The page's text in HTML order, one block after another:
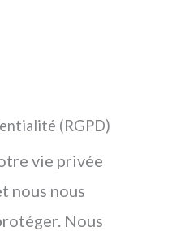
(RGPD)
vie privée
nous nous
Nous